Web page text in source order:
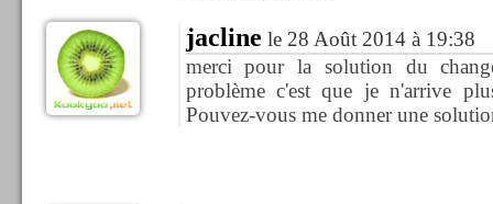
jacline le 28 Août 2014 à 19:38
merci pour la solution du
problème c'est que je n'arrive
Pouvez-vous me donner une